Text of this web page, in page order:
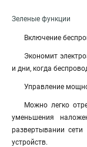
Зеленые функции
Включение
Экономит
и дни, когда
Управление
Можно легко
уменьшения
развертывании
устройств.